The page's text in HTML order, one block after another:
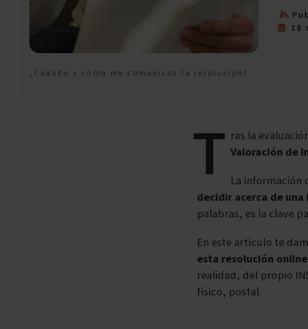
18
¿Cuándo y cómo me comunican la resolución?
T ras la
Valoración de
La información
decidir acerca de
palabras, es la clave
En este artículo te
esta resolución online
realidad, del propio
físico, postal.